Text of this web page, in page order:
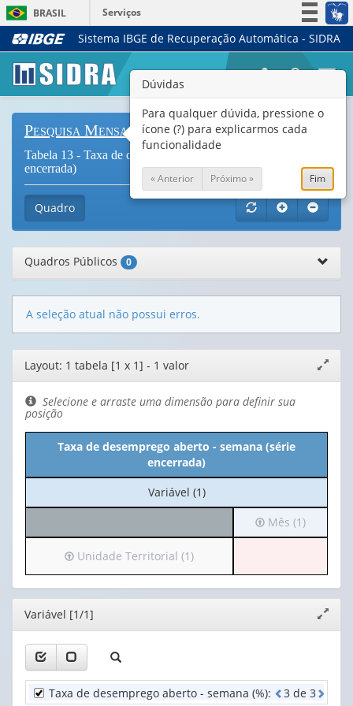
BRASIL
Serviços
Simplifique!
Legislação
Canais
Sistema IBGE de Recuperação Automática - SIDRA
Pesquisa Mensal de Emprego
Tabela 13 - Taxa de desemprego aberto - semana (série
encerrada)
Quadro
Quadros Públicos 0
A seleção atual não possui erros.
Editor
de
layout
janela
Layout: 1 tabela [1 x 1] - 1 valor
Selecione e arraste uma dimensão para definir sua
posição
Taxa de desemprego aberto - semana (série
encerrada)
No
cabeçalho:
(1)
Variável (1)
Irá
para
(possui
apenas
valor):
(1)
Mês (1)
Irá
para
o
cabeçalho
(possui
apenas
1
valor):
Unidade
Unidade Territorial (1)
Editor
janela
Variável [1/1]
Taxa de desemprego aberto - semana (%): 3 de 3
Dúvidas
Para qualquer dúvida, pressione o
ícone (?) para explicarmos cada
funcionalidade
« Anterior Próximo » Fim